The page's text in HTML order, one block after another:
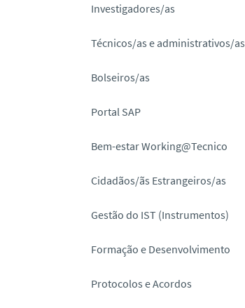
Investigadores/as
Técnicos/as e administrativos/as
Bolseiros/as
Portal SAP
Bem-estar Working@Tecnico
Cidadãos/ãs Estrangeiros/as
Gestão do IST (Instrumentos)
Formação e Desenvolvimento
Protocolos e Acordos